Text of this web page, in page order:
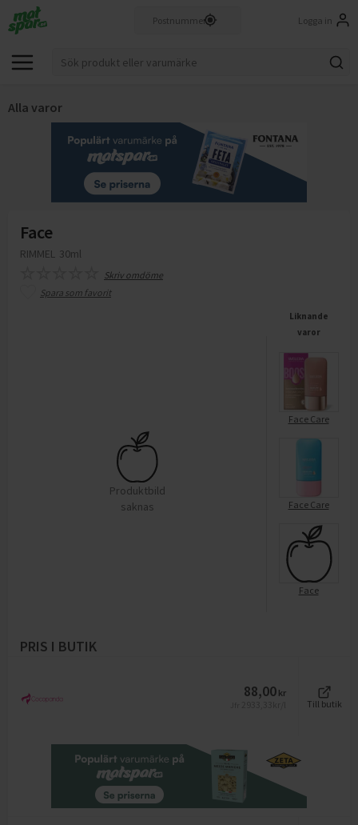
Logga in
Alla varor
Face
RIMMEL 30ml
Skriv omdöme
Spara som favorit
Produktbild
saknas
Liknande
varor
Face Care
Face Care
Face
PRIS I BUTIK
88,00 kr
Till butik